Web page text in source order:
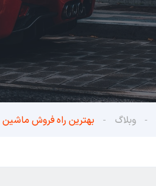
وبلاگ بهترین راه فروش ماشین